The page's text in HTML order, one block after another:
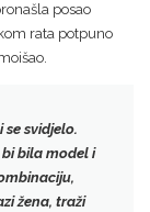
posao
rata potpuno
svidjelo.
bila model i
žena, traži